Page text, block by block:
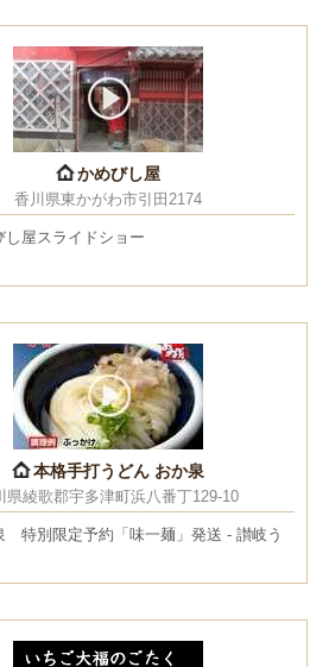
。来場者が手打ち式乾麺
かめびし屋
香川県東かがわ市引田2174
し屋スライドショー
本格手打うどん おか泉
県綾歌郡宇多津町浜八番丁129-10
特別限定予約「味一麺」発送 - 讃岐う